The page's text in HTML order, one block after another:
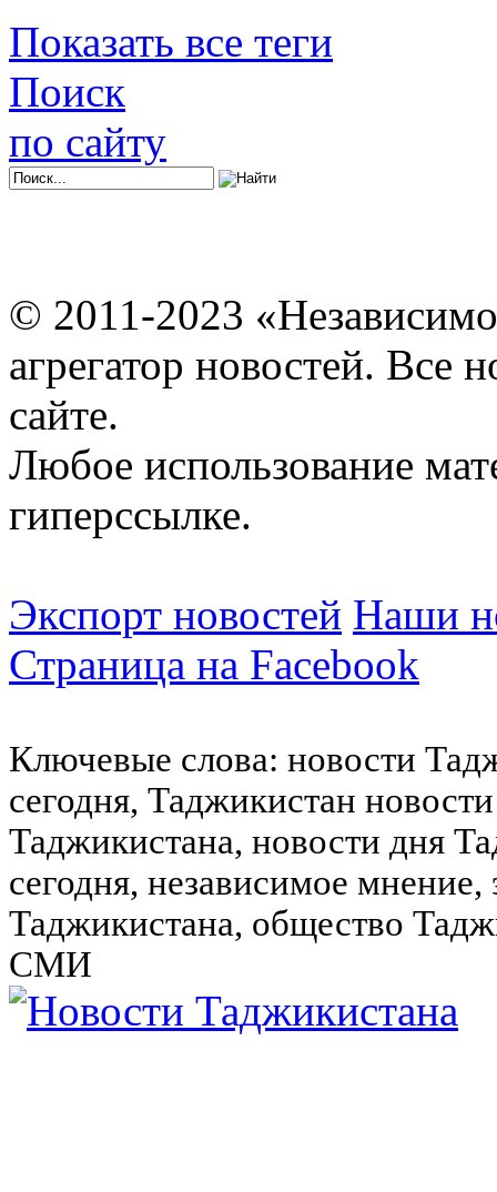
Показать все теги
Поиск
по сайту
© 2011-2023
агрегатор новостей. Все
сайте.
Любое использование
гиперссылке.
Экспорт новостей Наши
Страница на Facebook
Ключевые слова: новости
сегодня, Таджикистан
Таджикистана, новости дня
сегодня, независимое
Таджикистана, общество
СМИ